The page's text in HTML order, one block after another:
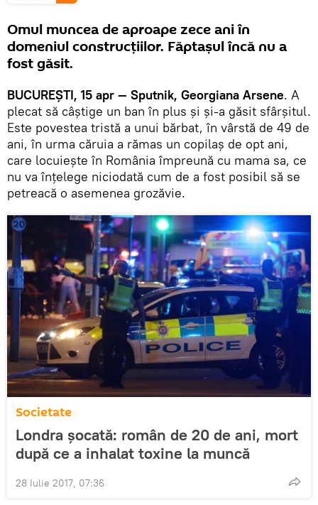
Omul muncea de aproape zece ani în
domeniul construcţiilor. Făptaşul încă nu a
fost găsit.
BUCUREŞTI, 15 apr — Sputnik, Georgiana Arsene. A
plecat să câştige un ban în plus şi şi-a găsit sfârşitul.
Este povestea tristă a unui bărbat, în vârstă de 49 de
ani, în urma căruia a rămas un copilaş de opt ani,
care locuieşte în România împreună cu mama sa, ce
nu va înţelege niciodată cum de a fost posibil să se
petreacă o asemenea grozăvie.
Societate
Londra șocată: român de 20 de ani, mort
după ce a inhalat toxine la muncă
28 Iulie 2017, 07:36